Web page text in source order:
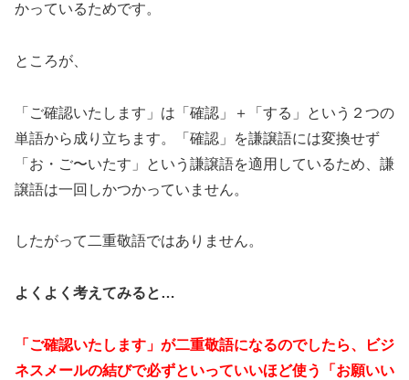
かっているためです。
ところが、
「ご確認いたします」は「確認」＋「する」という２つの
単語から成り立ちます。「確認」を謙譲語には変換せず
「お・ご〜いたす」という謙譲語を適用しているため、謙
譲語は一回しかつかっていません。
したがって二重敬語ではありません。
よくよく考えてみると…
「ご確認いたします」が二重敬語になるのでしたら、ビジ
ネスメールの結びで必ずといっていいほど使う「お願いい